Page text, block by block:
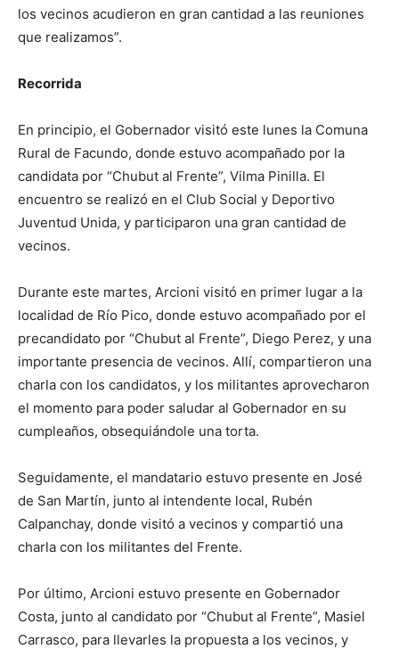
los vecinos acudieron en gran cantidad a las reuniones
que realizamos”.
Recorrida
En principio, el Gobernador visitó este lunes la Comuna
Rural de Facundo, donde estuvo acompañado por la
candidata por “Chubut al Frente”, Vilma Pinilla. El
encuentro se realizó en el Club Social y Deportivo
Juventud Unida, y participaron una gran cantidad de
vecinos.
Durante este martes, Arcioni visitó en primer lugar a la
localidad de Río Pico, donde estuvo acompañado por el
precandidato por “Chubut al Frente”, Diego Perez, y una
importante presencia de vecinos. Allí, compartieron una
charla con los candidatos, y los militantes aprovecharon
el momento para poder saludar al Gobernador en su
cumpleaños, obsequiándole una torta.
Seguidamente, el mandatario estuvo presente en José
de San Martín, junto al intendente local, Rubén
Calpanchay, donde visitó a vecinos y compartió una
charla con los militantes del Frente.
Por último, Arcioni estuvo presente en Gobernador
Costa, junto al candidato por “Chubut al Frente”, Masiel
Carrasco, para llevarles la propuesta a los vecinos, y